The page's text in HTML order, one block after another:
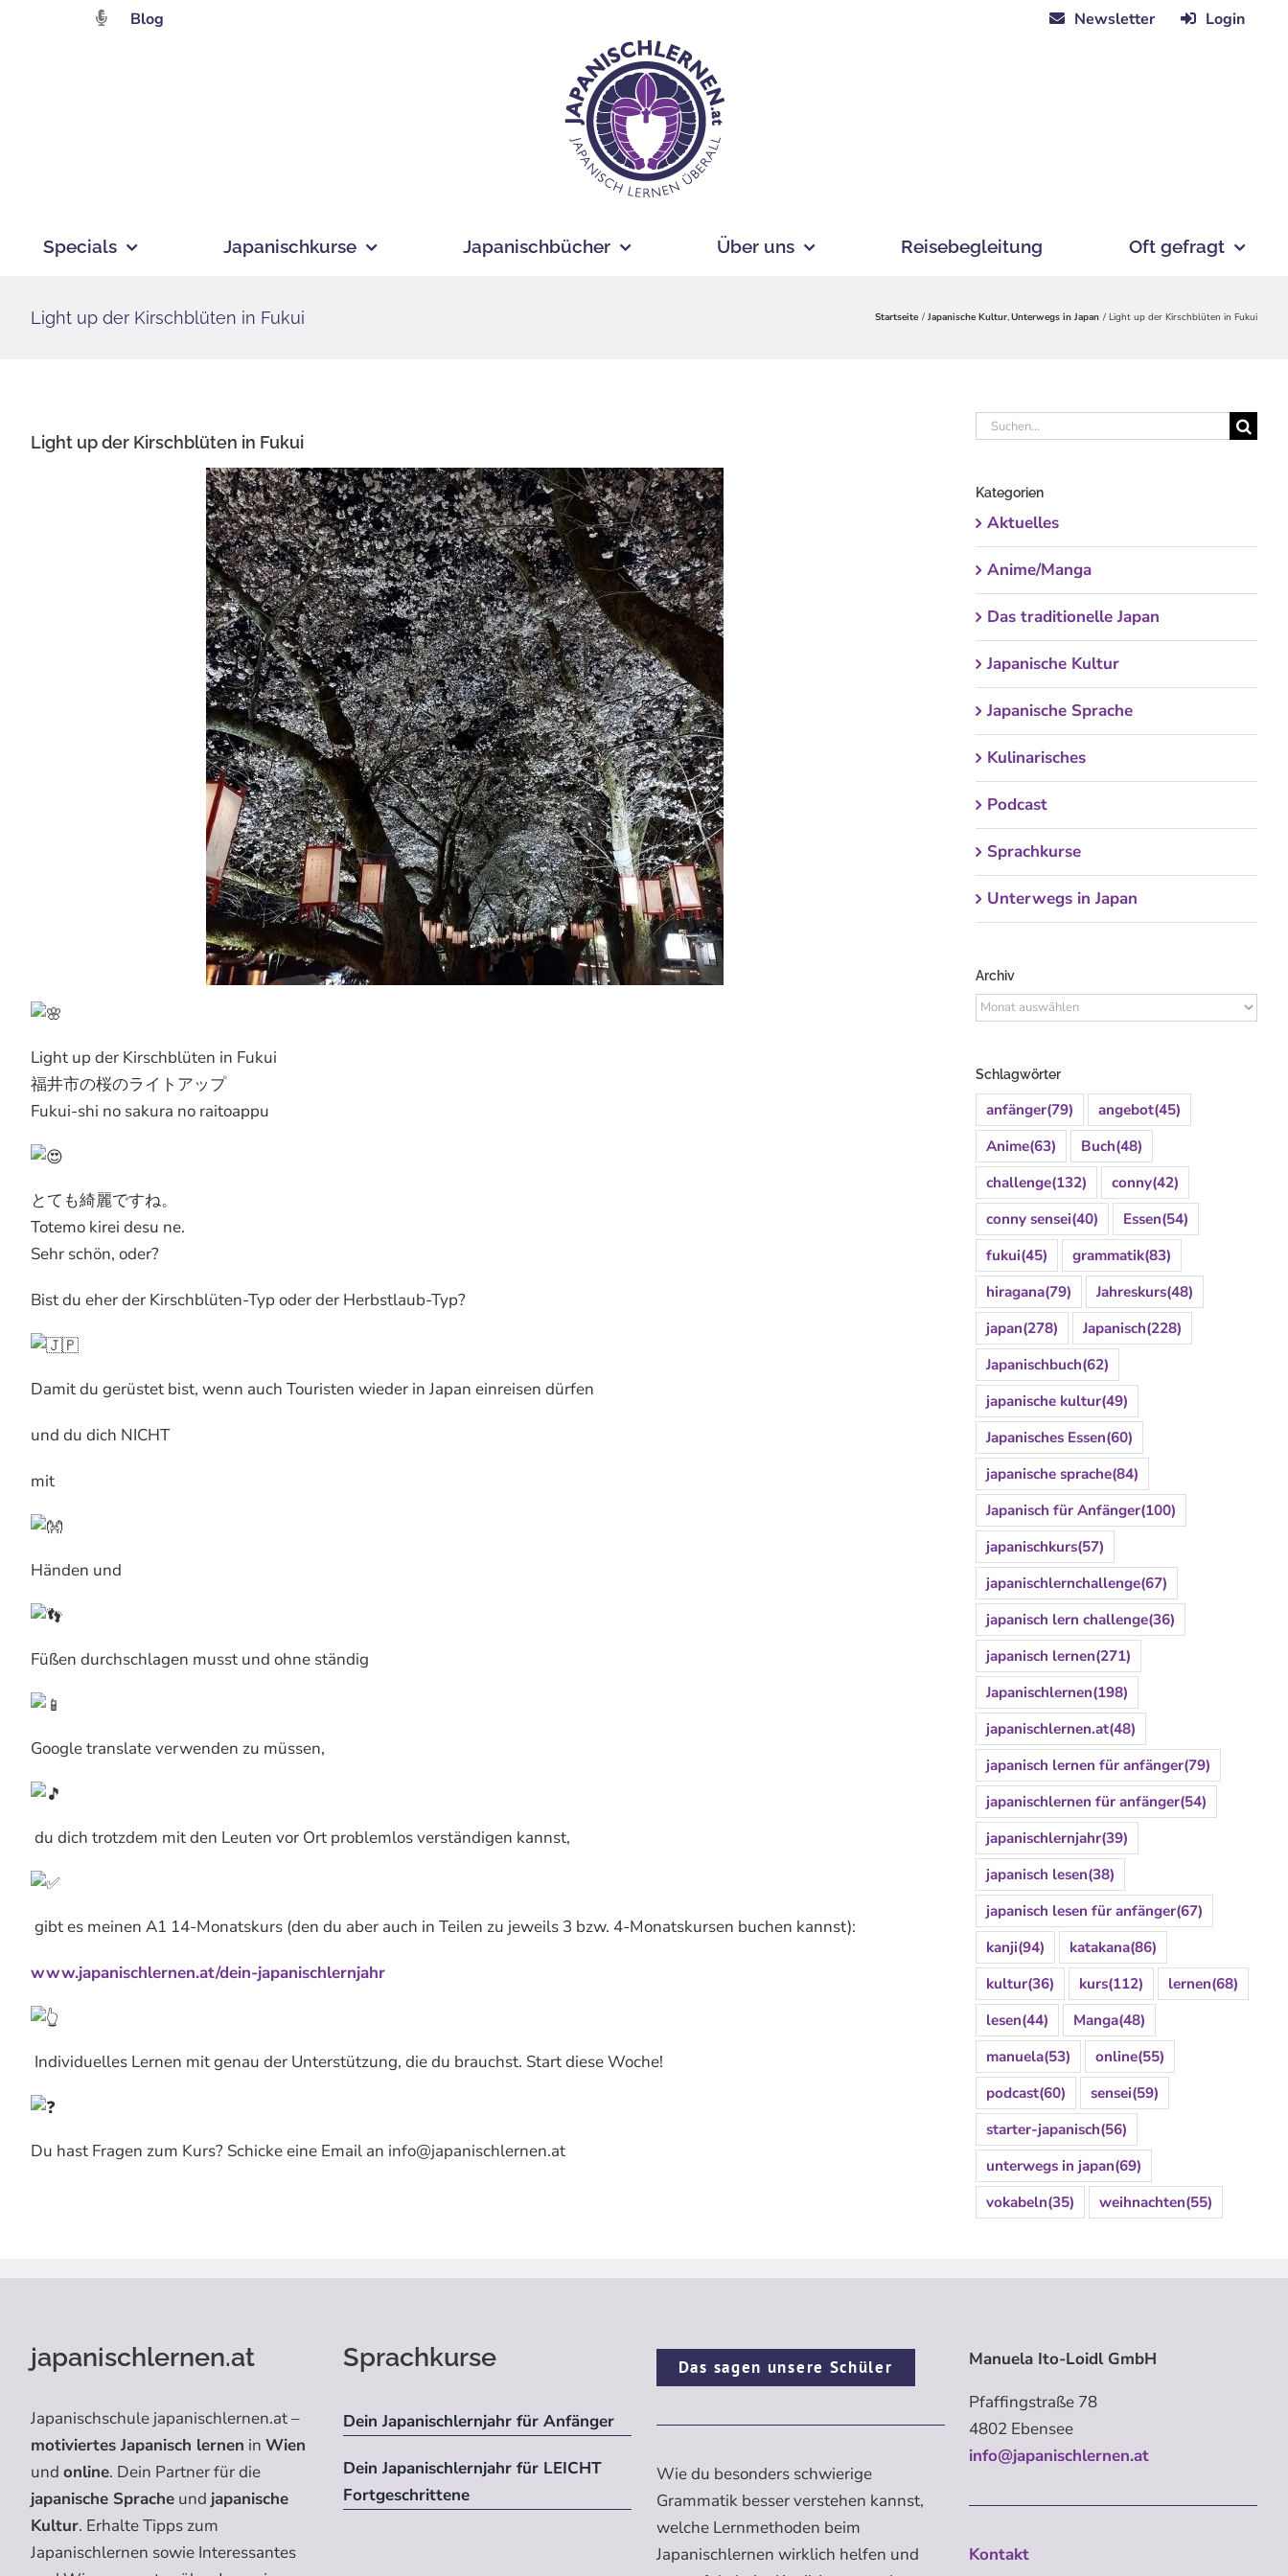
Blog Newsletter Login
Specials Japanischkurse Japanischbücher Über uns Reisebegleitung Oft gefragt
Light up der Kirschblüten in Fukui Startseite Japanische Kultur Unterwegs in Japan Light up der Kirschblüten in Fukui
Light up der Kirschblüten in Fukui
Light up der Kirschblüten in Fukui
福井市の桜のライトアップ
Fukui-shi no sakura no raitoappu
とても綺麗ですね。
Totemo kirei desu ne.
Sehr schön, oder?
Bist du eher der Kirschblüten-Typ oder der Herbstlaub-Typ?
Damit du gerüstet bist, wenn auch Touristen wieder in Japan einreisen dürfen
und du dich NICHT
mit
Händen und
Füßen durchschlagen musst und ohne ständig
Google translate verwenden zu müssen,
du dich trotzdem mit den Leuten vor Ort problemlos verständigen kannst,
gibt es meinen A1 14-Monatskurs (den du aber auch in Teilen zu jeweils 3 bzw. 4-Monatskursen buchen kannst):
www.japanischlernen.at/dein-japanischlernjahr
Individuelles Lernen mit genau der Unterstützung, die du brauchst. Start diese Woche!
Du hast Fragen zum Kurs? Schicke eine Email an info@japanischlernen.at
Suche
Kategorien
Aktuelles
Anime/Manga
Das traditionelle Japan
Japanische Kultur
Japanische Sprache
Kulinarisches
Podcast
Sprachkurse
Unterwegs in Japan
Archiv
Archiv
Schlagwörter
anfänger(79) angebot(45)
Anime(63) Buch(48)
challenge(132) conny(42)
conny sensei(40) Essen(54)
fukui(45) grammatik(83)
hiragana(79) Jahreskurs(48)
japan(278) Japanisch(228)
Japanischbuch(62)
japanische kultur(49)
Japanisches Essen(60)
japanische sprache(84)
Japanisch für Anfänger(100)
japanischkurs(57)
japanischlernchallenge(67)
japanisch lern challenge(36)
japanisch lernen(271)
Japanischlernen(198)
japanischlernen.at(48)
japanisch lernen für anfänger(79)
japanischlernen für anfänger(54)
japanischlernjahr(39)
japanisch lesen(38)
japanisch lesen für anfänger(67)
kanji(94) katakana(86)
kultur(36) kurs(112) lernen(68)
lesen(44) Manga(48)
manuela(53) online(55)
podcast(60) sensei(59)
starter-japanisch(56)
unterwegs in japan(69)
vokabeln(35) weihnachten(55)
japanischlernen.at
Japanischschule japanischlernen.at –
motiviertes Japanisch lernen in Wien
und online. Dein Partner für die
japanische Spracheund japanische
Kultur. Erhalte Tipps zum
Japanischlernen sowie Interessantes
Sprachkurse
Dein Japanischlernjahr für Anfänger
Dein Japanischlernjahr für LEICHT
Fortgeschrittene
Das sagen unsere Schüler
Wie du besonders schwierige
Grammatik besser verstehen kannst,
welche Lernmethoden beim
Japanischlernen wirklich helfen und
Manuela Ito-Loidl GmbH
Pfaffingstraße 78
4802 Ebensee
info@japanischlernen.at
Kontakt